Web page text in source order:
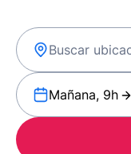
Mañana, 9h